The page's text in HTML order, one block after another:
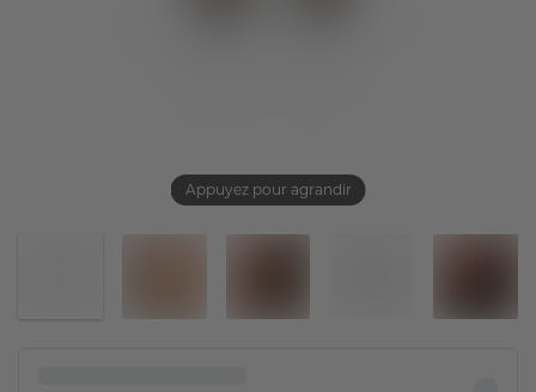
Appuyez pour agrandir